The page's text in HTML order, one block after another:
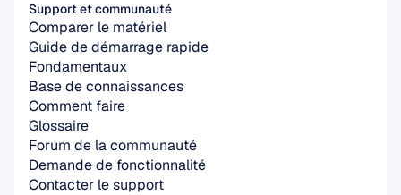
Support et communauté
Comparer le matériel
Guide de démarrage rapide
Fondamentaux
Base de connaissances
Comment faire
Glossaire
Forum de la communauté
Demande de fonctionnalité
Contacter le support